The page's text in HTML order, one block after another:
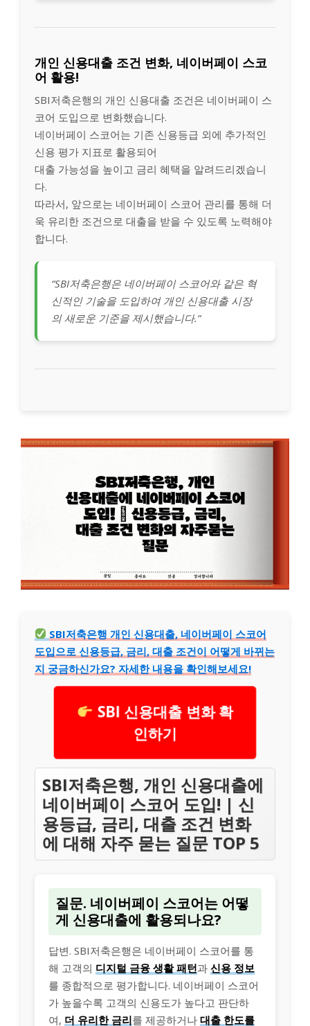
개인 신용대출 조건 변화, 네이버페이 스코
어 활용!
SBI저축은행의 개인 신용대출 조건은 네이버페이 스
코어 도입으로 변화했습니다.
네이버페이 스코어는 기존 신용등급 외에 추가적인
신용 평가 지표로 활용되어
대출 가능성을 높이고 금리 혜택을 알려드리겠습니
다.
따라서, 앞으로는 네이버페이 스코어 관리를 통해 더
욱 유리한 조건으로 대출을 받을 수 있도록 노력해야
합니다.
“SBI저축은행은 네이버페이 스코어와 같은 혁
신적인 기술을 도입하여 개인 신용대출 시장
의 새로운 기준을 제시했습니다.”
SBI저축은행 개인 신용대출, 네이버페이 스코어
도입으로 신용등급, 금리, 대출 조건이 어떻게 바뀌는
지 궁금하신가요? 자세한 내용을 확인해보세요!
SBI 신용대출 변화 확
인하기
SBI저축은행, 개인 신용대출에
네이버페이 스코어 도입! | 신
용등급, 금리, 대출 조건 변화
에 대해 자주 묻는 질문 TOP 5
질문. 네이버페이 스코어는 어떻
게 신용대출에 활용되나요?
답변. SBI저축은행은 네이버페이 스코어를 통
해 고객의 디지털 금융 생활 패턴과 신용 정보
를 종합적으로 평가합니다. 네이버페이 스코어
가 높을수록 고객의 신용도가 높다고 판단하
여, 더 유리한 금리를 제공하거나 대출 한도를